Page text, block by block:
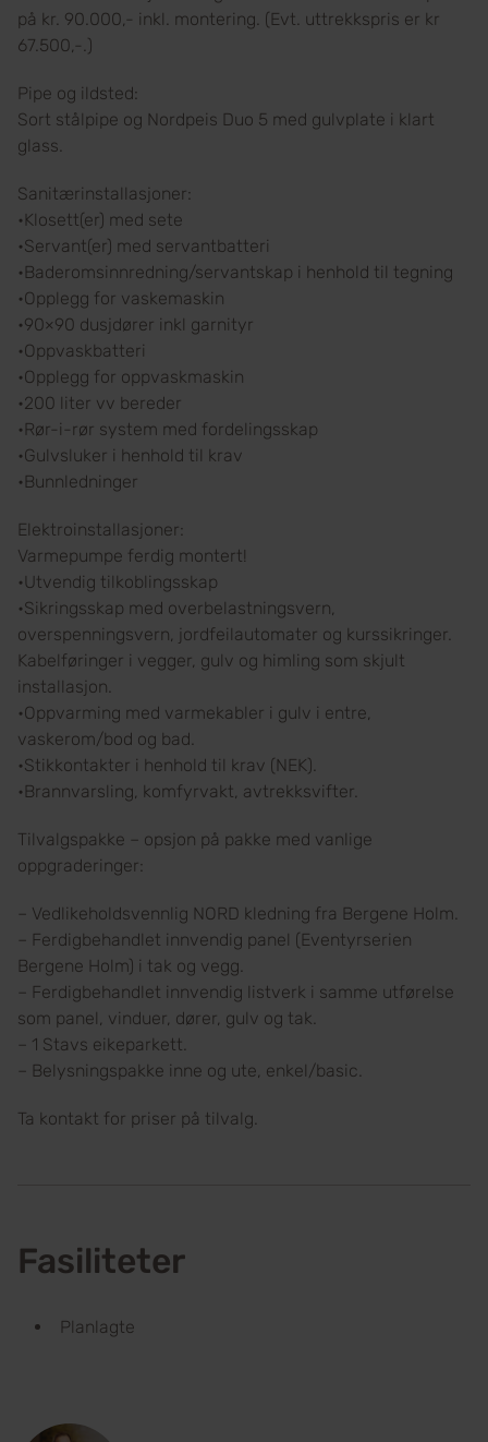
på kr. 90.000,- inkl. montering. (Evt. uttrekkspris er kr
67.500,-.)
Pipe og ildsted:
Sort stålpipe og Nordpeis Duo 5 med gulvplate i klart
glass.
Sanitærinstallasjoner:
•Klosett(er) med sete
•Servant(er) med servantbatteri
•Baderomsinnredning/servantskap i henhold til tegning
•Opplegg for vaskemaskin
•90×90 dusjdører inkl garnityr
•Oppvaskbatteri
•Opplegg for oppvaskmaskin
•200 liter vv bereder
•Rør-i-rør system med fordelingsskap
•Gulvsluker i henhold til krav
•Bunnledninger
Elektroinstallasjoner:
Varmepumpe ferdig montert!
•Utvendig tilkoblingsskap
•Sikringsskap med overbelastningsvern,
overspenningsvern, jordfeilautomater og kurssikringer.
Kabelføringer i vegger, gulv og himling som skjult
installasjon.
•Oppvarming med varmekabler i gulv i entre,
vaskerom/bod og bad.
•Stikkontakter i henhold til krav (NEK).
•Brannvarsling, komfyrvakt, avtrekksvifter.
Tilvalgspakke – opsjon på pakke med vanlige
oppgraderinger:
– Vedlikeholdsvennlig NORD kledning fra Bergene Holm.
– Ferdigbehandlet innvendig panel (Eventyrserien
Bergene Holm) i tak og vegg.
– Ferdigbehandlet innvendig listverk i samme utførelse
som panel, vinduer, dører, gulv og tak.
– 1 Stavs eikeparkett.
– Belysningspakke inne og ute, enkel/basic.
Ta kontakt for priser på tilvalg.
Fasiliteter
Planlagte